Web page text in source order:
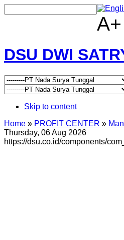
A+
DSU DWI
Skip to content
Home » PROFIT CENTER »
Thursday, 06 Aug 2026
https://dsu.co.id/components/